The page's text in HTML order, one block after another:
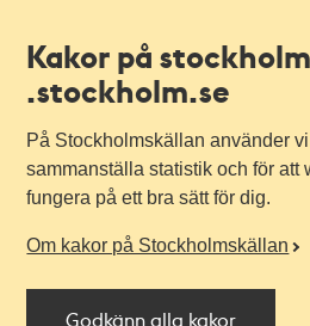
Kakor på
.stockholm.se
På Stockholmskällan använder
sammanställa statistik och för att
fungera på ett bra sätt för dig.
Om kakor på Stockholmskällan
Godkänn alla kakor